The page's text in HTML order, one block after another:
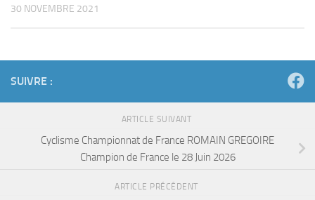
30 NOVEMBRE 2021
SUIVRE :
ARTICLE SUIVANT
Cyclisme Championnat de France ROMAIN GREGOIRE
Champion de France le 28 Juin 2026
ARTICLE PRÉCÉDENT